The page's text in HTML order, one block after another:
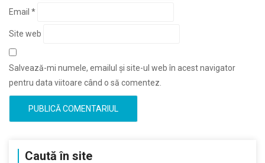
Email *
Site web
Salvează-mi numele, emailul și site-ul web în acest navigator
pentru data viitoare când o să comentez.
Caută în site